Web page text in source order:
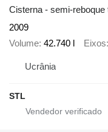
Cisterna - semi-reboque
2009
Volume 42.740 l Eixos
Ucrânia
STL